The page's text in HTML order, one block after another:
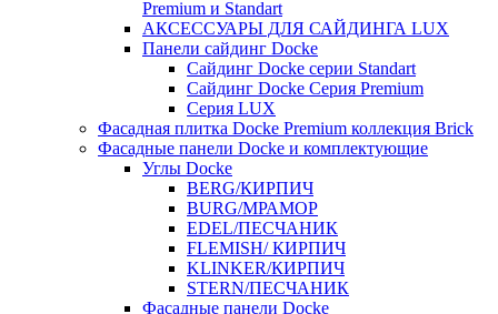
Premium и Standart
АКСЕССУАРЫ ДЛЯ САЙДИНГА LUX
Панели сайдинг Docke
Cайдинг Docke серии Standart
Сайдинг Docke Серия Premium
Серия LUX
Фасадная плитка Docke Premium коллекция Brick
Фасадные панели Docke и комплектующие
Углы Docke
BERG/КИРПИЧ
BURG/МРАМОР
EDEL/ПЕСЧАНИК
FLEMISH/ КИРПИЧ
KLINKER/КИРПИЧ
STERN/ПЕСЧАНИК
Фасадные панели Docke